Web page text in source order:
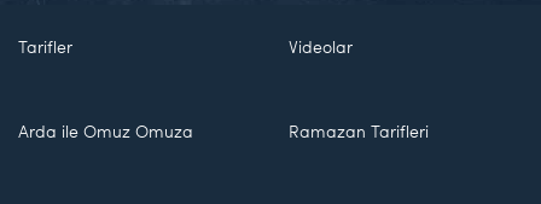
Tarifler Videolar
Arda ile Omuz Omuza Ramazan Tarifleri